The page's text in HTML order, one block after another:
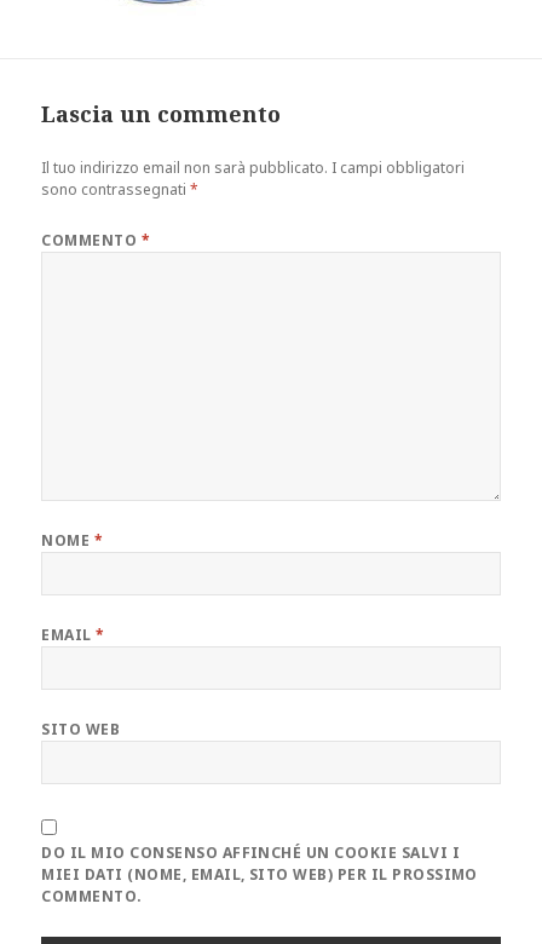
Lascia un commento
Il tuo indirizzo email non sarà pubblicato. I campi obbligatori
sono contrassegnati*
COMMENTO *
NOME *
EMAIL*
SITO WEB
DO IL MIO CONSENSO AFFINCHÉ UN COOKIE SALVI I
MIEI DATI (NOME, EMAIL, SITO WEB) PER IL PROSSIMO
COMMENTO.